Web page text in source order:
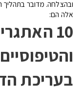
ובהצלחה. מדובר בתהליך
אלה הם:
10
בעריכת